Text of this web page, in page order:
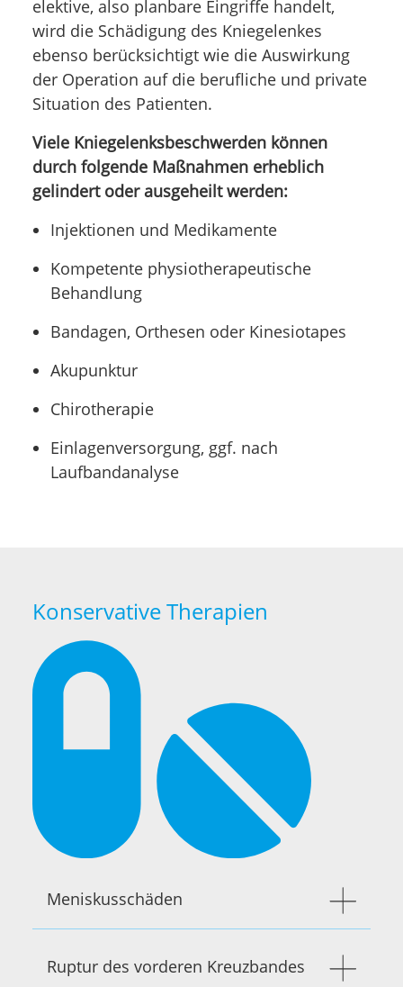
elektive, also planbare Eingriffe handelt,
wird die Schädigung des Kniegelenkes
ebenso berücksichtigt wie die Auswirkung
der Operation auf die berufliche und private
Situation des Patienten.
Viele Kniegelenksbeschwerden können
durch folgende Maßnahmen erheblich
gelindert oder ausgeheilt werden:
Injektionen und Medikamente
Kompetente physiotherapeutische
Behandlung
Bandagen, Orthesen oder Kinesiotapes
Akupunktur
Chirotherapie
Einlagenversorgung, ggf. nach
Laufbandanalyse
Konservative Therapien
Meniskusschäden
Ruptur des vorderen Kreuzbandes